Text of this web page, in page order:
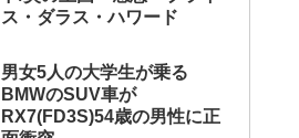
ス・ダラス・ハワード
男女5人の大学生が乗る
BMWのSUV車が
RX7(FD3S)54歳の男性に正